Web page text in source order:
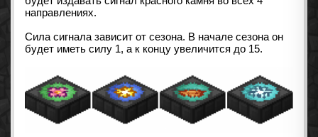
направлениях.
Сила сигнала зависит от сезона. В начале сезона он
будет иметь силу 1, а к концу увеличится до 15.